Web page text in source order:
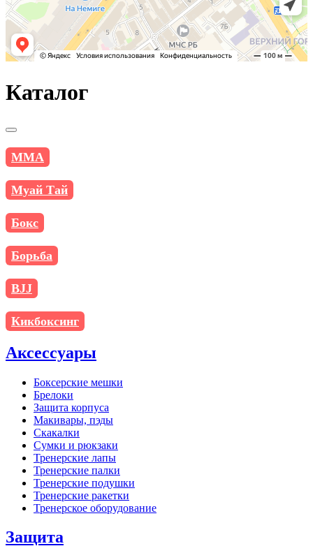
Каталог
MMA
Муай Тай
Бокс
Борьба
BJJ
Кикбоксинг
Аксессуары
Боксерские мешки
Брелоки
Защита корпуса
Макивары, пэды
Скакалки
Сумки и рюкзаки
Тренерские лапы
Тренерские палки
Тренерские подушки
Тренерские ракетки
Тренерское оборудование
Защита